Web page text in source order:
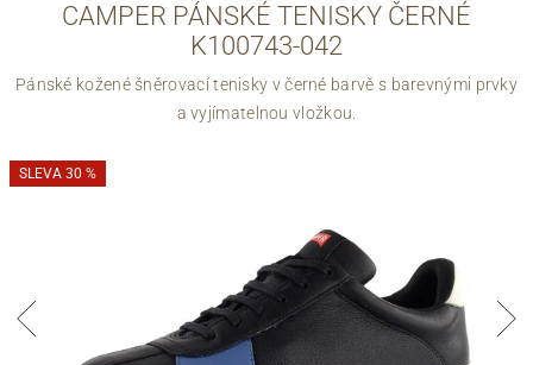
CAMPER PÁNSKÉ TENISKY ČERNÉ
K100743-042
Pánské kožené šněrovací tenisky v černé barvě s barevnými prvky
a vyjímatelnou vložkou.
SLEVA 30 %